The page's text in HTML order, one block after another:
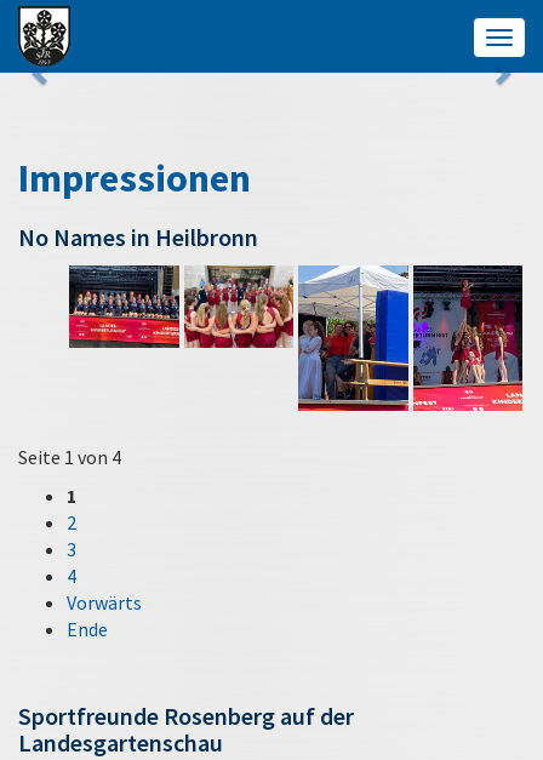
Impressionen
No Names in Heilbronn
Seite 1 von 4
1
2
3
4
Vorwärts
Ende
Sportfreunde Rosenberg auf der
Landesgartenschau